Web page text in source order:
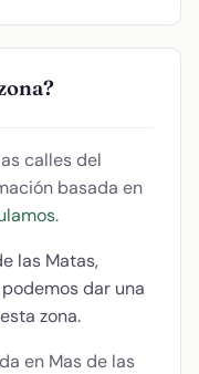
calles del
basada en
.
las Matas,
dar una
zona.
en Mas de las